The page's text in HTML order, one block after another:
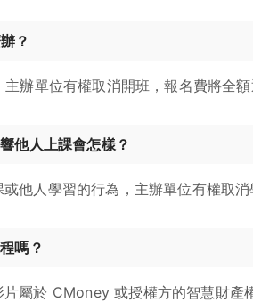
？
辦單位有權取消開班，報名費將全額
他人上課會怎樣？
他人學習的行為，主辦單位有權取消
嗎？
屬於 CMoney 或授權方的智慧財產